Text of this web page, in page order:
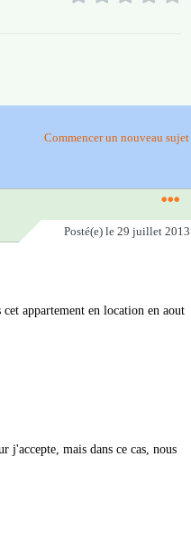
Commencer un nouveau sujet
Posté(e) le 29 juillet 2013
appartement en location en aout
j'accepte, mais dans ce cas, nous